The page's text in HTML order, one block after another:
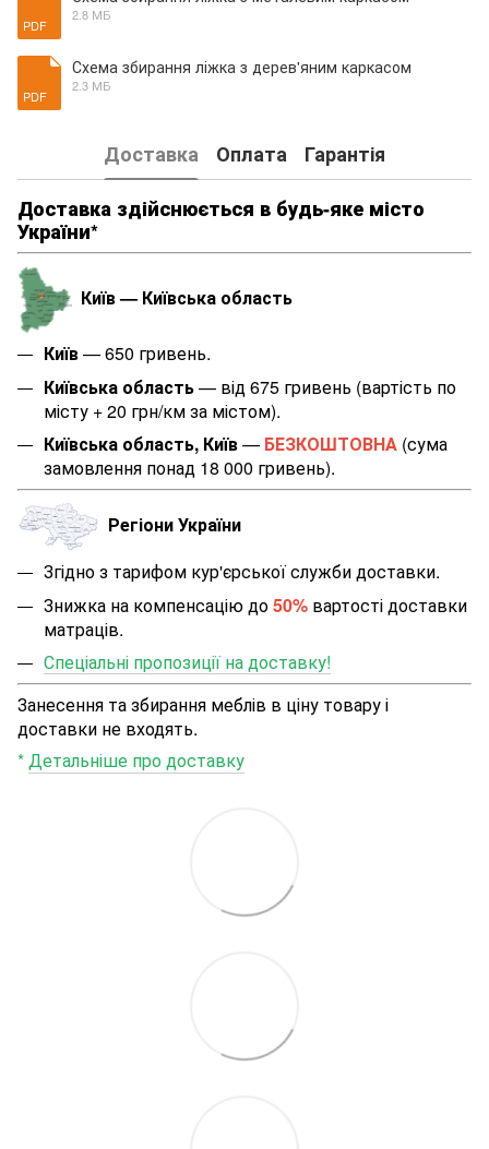
PDF
2.8 МБ
PDF
Схема збирання ліжка з дерев'яним каркасом
2.3 МБ
Доставка Оплата
Гарантія
Доставка здійснюється в будь-яке місто
України*
Київ — Київська область
Київ— 650 гривень.
Київська область— від 675 гривень (вартість по
місту + 20 грн/км за містом).
Київська область, Київ— БЕЗКОШТОВНА (сума
замовлення понад 18 000 гривень).
Регіони України
Згідно з тарифом кур'єрської служби доставки.
Знижка на компенсацію до50% вартості доставки
матраців.
Спеціальні пропозиції на доставку!
Занесення та збирання меблів в ціну товару і
доставки не входять.
*Детальніше про доставку